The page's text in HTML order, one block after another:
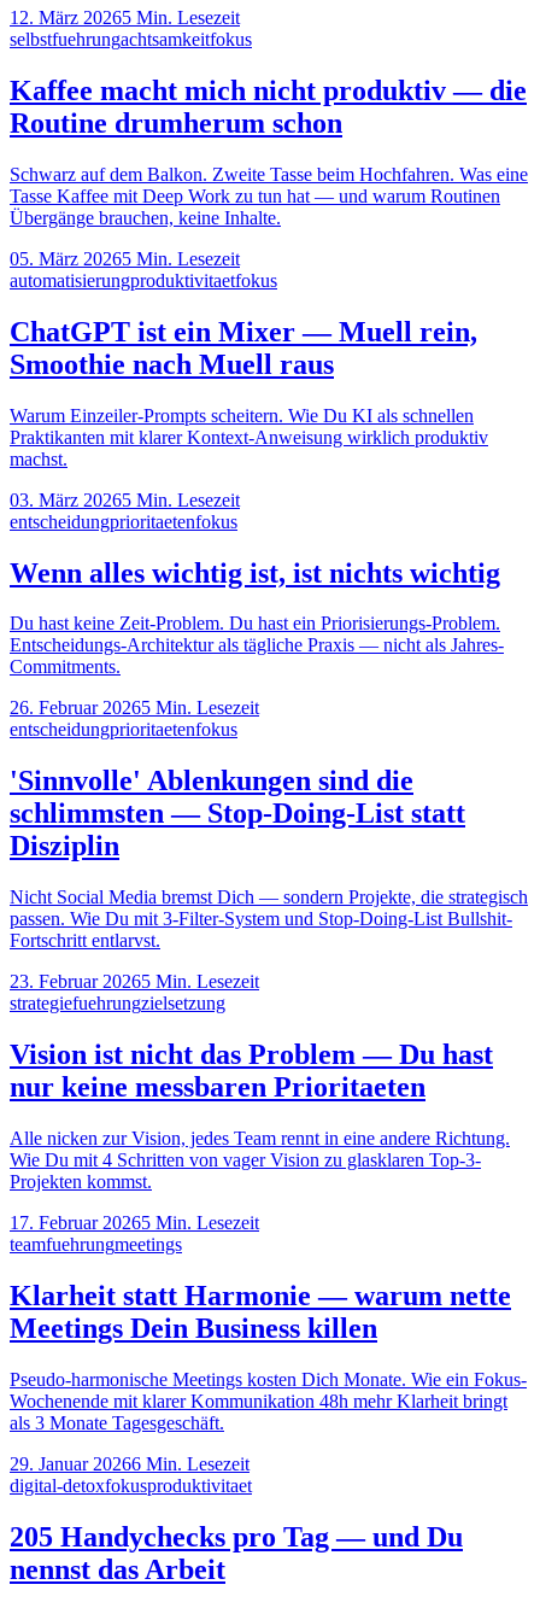
12. März 20265 Min. Lesezeit
selbstfuehrungachtsamkeitfokus
Kaffee macht mich nicht produktiv — die
Routine drumherum schon
Schwarz auf dem Balkon. Zweite Tasse beim Hochfahren. Was eine
Tasse Kaffee mit Deep Work zu tun hat — und warum Routinen
Übergänge brauchen, keine Inhalte.
05. März 20265 Min. Lesezeit
automatisierungproduktivitaetfokus
ChatGPT ist ein Mixer — Muell rein,
Smoothie nach Muell raus
Warum Einzeiler-Prompts scheitern. Wie Du KI als schnellen
Praktikanten mit klarer Kontext-Anweisung wirklich produktiv
machst.
03. März 20265 Min. Lesezeit
entscheidungprioritaetenfokus
Wenn alles wichtig ist, ist nichts wichtig
Du hast keine Zeit-Problem. Du hast ein Priorisierungs-Problem.
Entscheidungs-Architektur als tägliche Praxis — nicht als Jahres-
Commitments.
26. Februar 20265 Min. Lesezeit
entscheidungprioritaetenfokus
'Sinnvolle' Ablenkungen sind die
schlimmsten — Stop-Doing-List statt
Disziplin
Nicht Social Media bremst Dich — sondern Projekte, die strategisch
passen. Wie Du mit 3-Filter-System und Stop-Doing-List Bullshit-
Fortschritt entlarvst.
23. Februar 20265 Min. Lesezeit
strategiefuehrungzielsetzung
Vision ist nicht das Problem — Du hast
nur keine messbaren Prioritaeten
Alle nicken zur Vision, jedes Team rennt in eine andere Richtung.
Wie Du mit 4 Schritten von vager Vision zu glasklaren Top-3-
Projekten kommst.
17. Februar 20265 Min. Lesezeit
teamfuehrungmeetings
Klarheit statt Harmonie — warum nette
Meetings Dein Business killen
Pseudo-harmonische Meetings kosten Dich Monate. Wie ein Fokus-
Wochenende mit klarer Kommunikation 48h mehr Klarheit bringt
als 3 Monate Tagesgeschäft.
29. Januar 20266 Min. Lesezeit
digital-detoxfokusproduktivitaet
205 Handychecks pro Tag — und Du
nennst das Arbeit